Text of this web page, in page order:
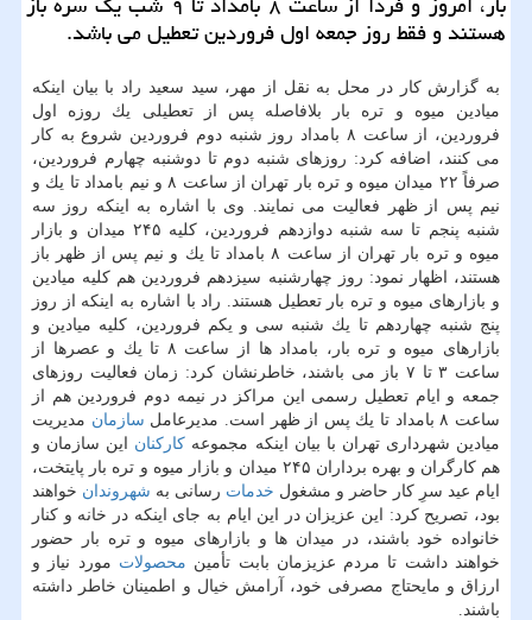
هستند و فقط روز جمعه اول فروردین تعطیل می باشد.
به گزارش كار در محل به نقل از مهر، سید سعید راد با بیان اینكه
میادین میوه و تره بار بلافاصله پس از تعطیلی یك روزه اول
فروردین، از ساعت ۸ بامداد روز شنبه دوم فروردین شروع به كار
می كنند، اضافه كرد: روزهای شنبه دوم تا دوشنبه چهارم فروردین،
صرفاً ۲۲ میدان میوه و تره بار تهران از ساعت ۸ و نیم بامداد تا یك و
نیم پس از ظهر فعالیت می نمایند. وی با اشاره به اینكه روز سه
شنبه پنجم تا سه شنبه دوازدهم فروردین، كلیه ۲۴۵ میدان و بازار
میوه و تره بار تهران از ساعت ۸ بامداد تا یك و نیم پس از ظهر باز
هستند، اظهار نمود: روز چهارشنبه سیزدهم فروردین هم كلیه میادین
و بازارهای میوه و تره بار تعطیل هستند. راد با اشاره به اینكه از روز
پنج شنبه چهاردهم تا یك شنبه سی و یكم فروردین، كلیه میادین و
بازارهای میوه و تره بار، بامداد ها از ساعت ۸ تا یك و عصرها از
ساعت ۳ تا ۷ باز می باشند، خاطرنشان كرد: زمان فعالیت روزهای
جمعه و ایام تعطیل رسمی این مراكز در نیمه دوم فروردین هم از
ساعت ۸ بامداد تا یك پس از ظهر است. مدیرعامل
سازمان مدیریت
میادین شهرداری تهران با بیان اینكه مجموعه كاركنان این سازمان و
هم كارگران و بهره برداران ۲۴۵ میدان و بازار میوه و تره بار پایتخت،
ایام عید سرِ كار حاضر و مشغول خدمات رسانی به شهروندان خواهند
بود، تصریح كرد: این عزیزان در این ایام به جای اینكه در خانه و كنار
خانواده خود باشند، در میدان ها و بازارهای میوه و تره بار حضور
خواهند داشت تا مردم عزیزمان بابت تأمین محصولات مورد نیاز و
ارزاق و مایحتاج مصرفی خود، آرامش خیال و اطمینان خاطر داشته
باشند.